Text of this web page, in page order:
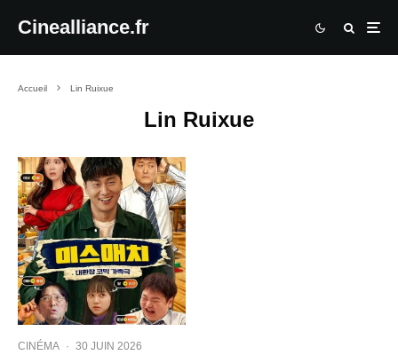
Cinealliance.fr
Accueil Lin Ruixue
Lin Ruixue
CINÉMA · 30 JUIN 2026